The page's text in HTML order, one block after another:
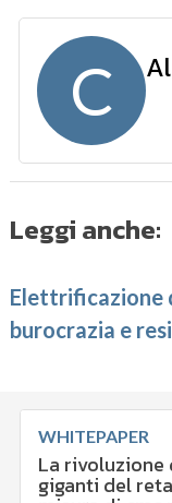
C
Leggi anche:
Elettrificazione
burocrazia e
WHITEPAPER
La rivoluzione
giganti del